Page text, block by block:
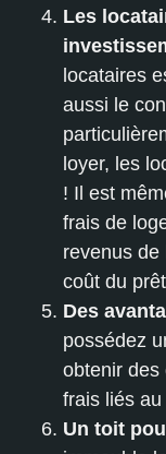
Les
locataires
aussi le
loyer, les
! Il est
frais de
revenus de
coût du
Des
possédez
obtenir des
frais liés
Un toit